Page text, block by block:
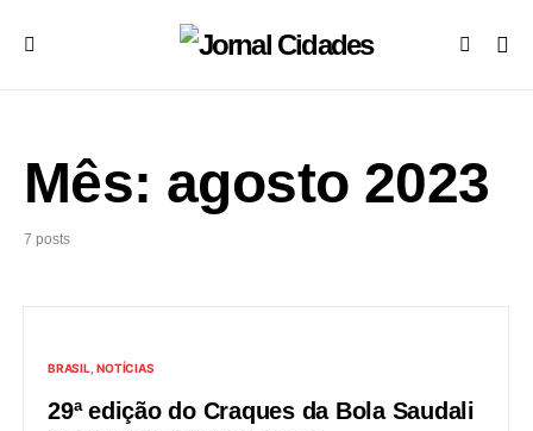
Mês: agosto 2023
7 posts
BRASIL NOTÍCIAS
29ª edição do Craques da Bola Saudali